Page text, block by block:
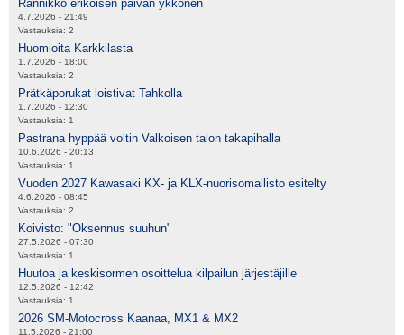
Rannikko erikoisen päivän ykkönen
4.7.2026 - 21:49
Vastauksia: 2
Huomioita Karkkilasta
1.7.2026 - 18:00
Vastauksia: 2
Prätkäporukat loistivat Tahkolla
1.7.2026 - 12:30
Vastauksia: 1
Pastrana hyppää voltin Valkoisen talon takapihalla
10.6.2026 - 20:13
Vastauksia: 1
Vuoden 2027 Kawasaki KX- ja KLX-nuorisomallisto esitelty
4.6.2026 - 08:45
Vastauksia: 2
Koivisto: "Oksennus suuhun"
27.5.2026 - 07:30
Vastauksia: 1
Huutoa ja keskisormen osoittelua kilpailun järjestäjille
12.5.2026 - 12:42
Vastauksia: 1
2026 SM-Motocross Kaanaa, MX1 & MX2
11.5.2026 - 21:00